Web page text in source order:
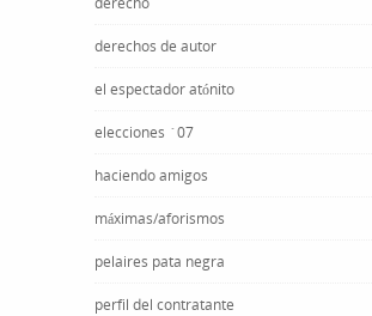
derechos de autor
el espectador atónito
elecciones ´07
haciendo amigos
máximas/aforismos
pelaires pata negra
perfil del contratante